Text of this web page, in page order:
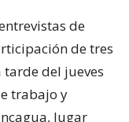
de
de tres
del jueves
trabajo y
lugar